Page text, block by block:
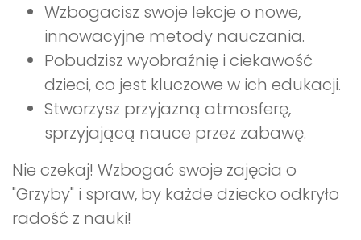
Wzbogacisz swoje lekcje o nowe,
innowacyjne metody nauczania.
Pobudzisz wyobraźnię i ciekawość
dzieci, co jest kluczowe w ich edukacji.
Stworzysz przyjazną atmosferę,
sprzyjającą nauce przez zabawę.
Nie czekaj! Wzbogać swoje zajęcia o
"Grzyby" i spraw, by każde dziecko odkryło
radość z nauki!